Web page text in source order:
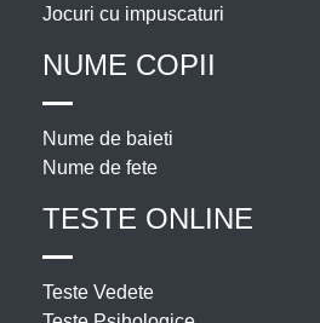
Jocuri cu impuscaturi
NUME COPII
Nume de baieti
Nume de fete
TESTE ONLINE
Teste Vedete